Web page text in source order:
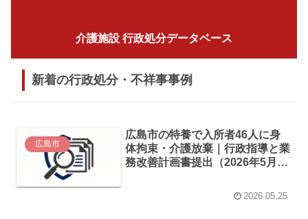
介護施設 行政処分データベース
新着の行政処分・不祥事事例
広島市
広島市の特養で入所者46人に身
体拘束・介護放棄｜行政指導と業
務改善計画書提出（2026年5月発
2026.05.25